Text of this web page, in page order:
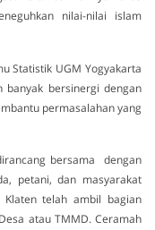
nilai-nilai islam
Statistik UGM Yogyakarta
banyak bersinergi dengan
permasalahan yang
bersama dengan
petani, dan masyarakat
telah ambil bagian
atau TMMD. Ceramah